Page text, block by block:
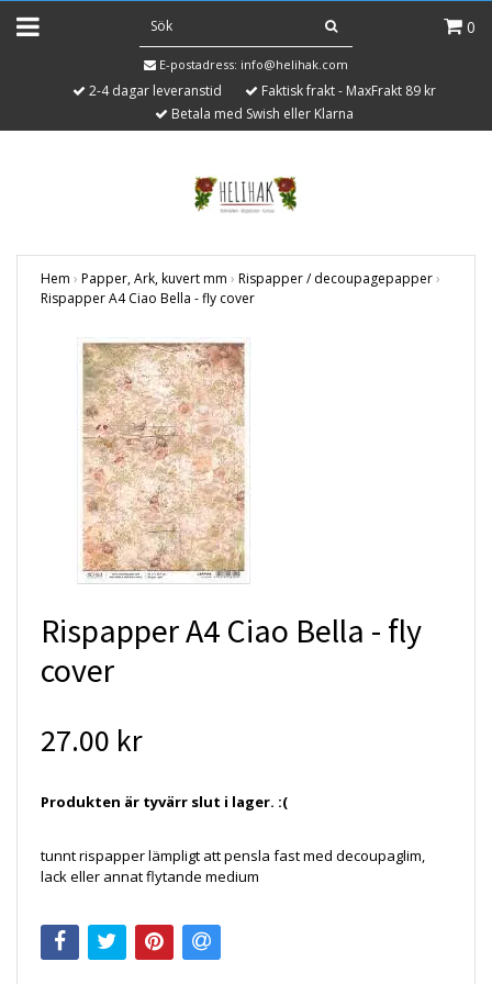
0
E-postadress: info@helihak.com
2-4 dagar leveranstid
Faktisk frakt - MaxFrakt 89 kr
Betala med Swish eller Klarna
Hem › Papper, Ark, kuvert mm › Rispapper / decoupagepapper›
Rispapper A4 Ciao Bella - fly cover
Rispapper A4 Ciao Bella - fly
cover
27.00 kr
Produkten är tyvärr slut i lager. :(
tunnt rispapper lämpligt att pensla fast med decoupaglim,
lack eller annat flytande medium